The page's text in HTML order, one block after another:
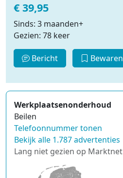
€ 39,95
Sinds: 3 maanden+
Gezien: 78 keer
Bericht Bewaren
Werkplaatsenonderhoud
Beilen
Telefoonnummer tonen
Bekijk alle 1.787 advertenties
Lang niet gezien op Marktnet